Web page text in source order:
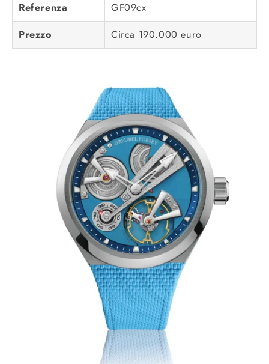
Referenza
GF09cx
Prezzo
Circa 190.000 euro